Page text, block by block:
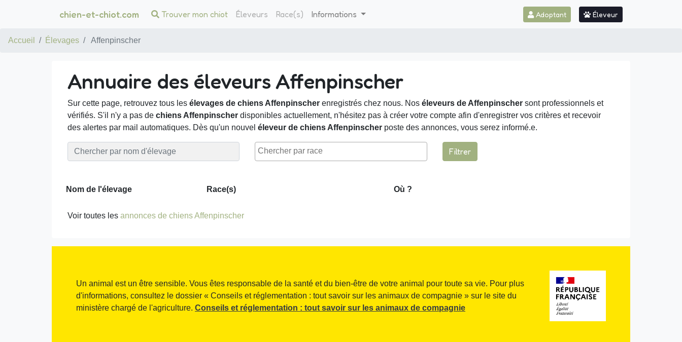
chien-et-chiot.com Trouver mon chiot Éleveurs Race(s) Informations Adoptant Éleveur
Accueil Élevages Affenpinscher
Annuaire des éleveurs Affenpinscher
Sur cette page, retrouvez tous les élevages de chiens Affenpinscher enregistrés chez nous. Nos éleveurs de Affenpinscher sont professionnels et
vérifiés. S'il n'y a pas de chiens Affenpinscher disponibles actuellement, n'hésitez pas à créer votre compte afin d'enregistrer vos critères et recevoir
des alertes par mail automatiques. Dès qu'un nouvel éleveur de chiens Affenpinscher poste des annonces, vous serez informé.e.
Filtrer
Nom de l'élevage Race(s) Où ?
Voir toutes les annonces de chiens Affenpinscher
Un animal est un être sensible. Vous êtes responsable de la santé et du bien-être de votre animal pour toute sa vie. Pour plus
d'informations, consultez le dossier « Conseils et réglementation : tout savoir sur les animaux de compagnie » sur le site du
ministère chargé de l'agriculture. Conseils et réglementation : tout savoir sur les animaux de compagnie